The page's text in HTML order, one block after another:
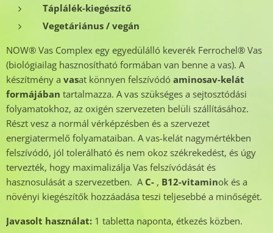
Táplálék-kiegészítő
Vegetáriánus / vegán
NOW® Vas Complex egy egyedülálló keverék Ferrochel® Vas
(biológiailag hasznosítható formában van benne a vas). A
készítmény a vasat könnyen felszívódó aminosav-kelát
formájában tartalmazza. A vas szükséges a sejtosztódási
folyamatokhoz, az oxigén szervezeten belüli szállításához.
Részt vesz a normál vérképzésben és a szervezet
energiatermelő folyamataiban. A vas-kelát nagymértékben
felszívódó, jól tolerálható és nem okoz székrekedést, és úgy
tervezték, hogy maximalizálja Vas felszívódását és
hasznosulását a szervezetben. A C- , B12-vitaminok és a
növényi kiegészítők hozzáadása teszi teljesebbé a minőségét.
Javasolt használat: 1 tabletta naponta, étkezés közben.